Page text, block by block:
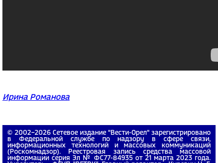
Ирина Романова
© 2002−2026 Сетевое издание "Вести-Орел" зарегистрировано
в Федеральной службе по надзору в сфере связи,
информационных технологий и массовых коммуникаций
(Роскомнадзор). Реестровая запись средства массовой
информации серия Эл № ФС77-84935 от 21 марта 2023 года.